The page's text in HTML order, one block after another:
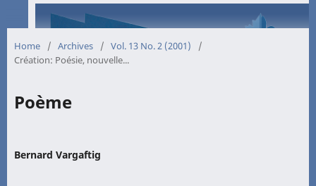
Home / Archives / Vol. 13 No. 2 (2001)
/
Création: Poésie, nouvelle...
Poème
Bernard Vargaftig